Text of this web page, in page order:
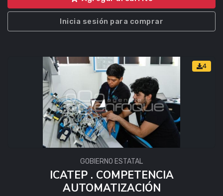
Inicia sesión para comprar
4
GOBIERNO ESTATAL
ICATEP . COMPETENCIA
AUTOMATIZACIÓN